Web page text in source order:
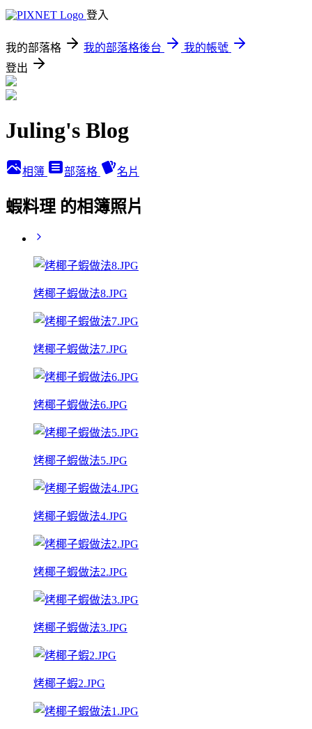
登入
我的部落格 我的部落格後台
我的帳號
登出
Juling's Blog
相簿 部落格 名片
蝦料理 的相簿照片
烤椰子蝦做法8.JPG
烤椰子蝦做法7.JPG
烤椰子蝦做法6.JPG
烤椰子蝦做法5.JPG
烤椰子蝦做法4.JPG
烤椰子蝦做法2.JPG
烤椰子蝦做法3.JPG
烤椰子蝦2.JPG